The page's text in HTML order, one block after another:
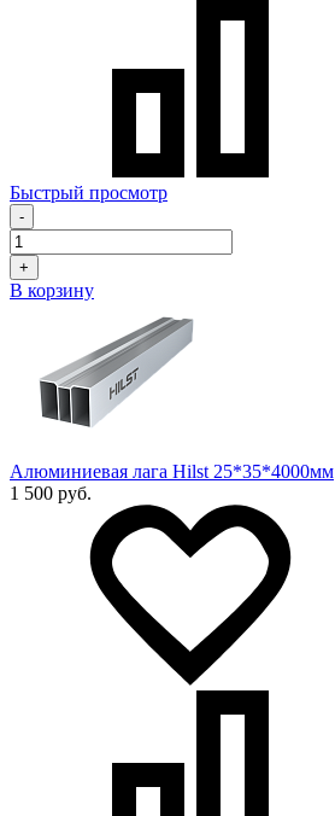
Быстрый просмотр
-
+
В корзину
Алюминиевая лага Hilst 25*35*4000мм
1 500 руб.